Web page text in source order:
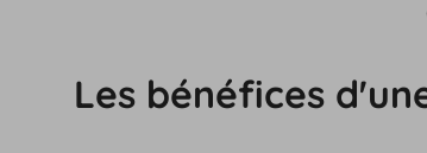
Les bénéfices